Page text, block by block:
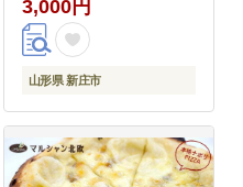
3,000円
山形県 新庄市